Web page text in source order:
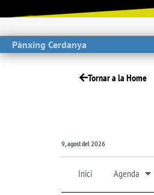
Pànxing Cerdanya
Tornar a la Home
9, agost del 2026
Inici Agenda